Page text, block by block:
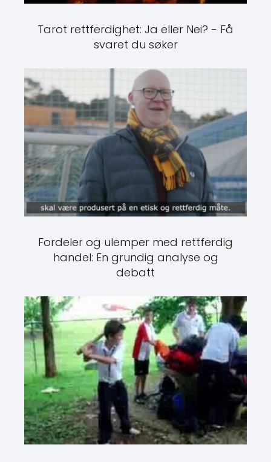
Tarot rettferdighet: Ja eller Nei? - Få
svaret du søker
Fordeler og ulemper med rettferdig
handel: En grundig analyse og
debatt